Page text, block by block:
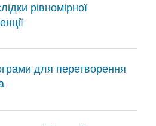
рівномірної
для перетворення